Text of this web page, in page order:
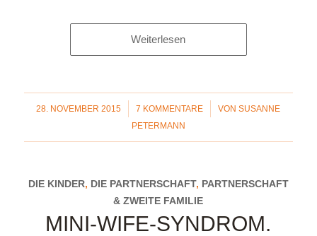
Weiterlesen
28. NOVEMBER 2015
/ 7 KOMMENTARE
/ VONSUSANNE
PETERMANN
DIE KINDER, DIE PARTNERSCHAFT, PARTNERSCHAFT
& ZWEITE FAMILIE
MINI-WIFE-SYNDROM.